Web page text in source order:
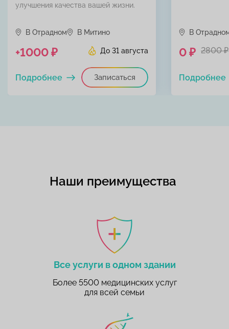
улучшения качества вашей жизни.
В Отрадном В Митино
До 31 августа
+1000 ₽
Записаться
Подробнее
В
0 ₽ 2800 ₽
Подробнее
Наши преимущества
Все услуги в одном здании
Более 5500 медицинских услуг
для всей семьи